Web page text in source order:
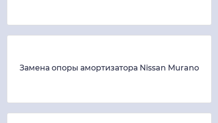
Замена опоры амортизатора Nissan Murano